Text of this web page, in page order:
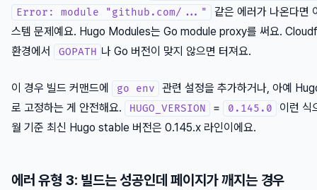
Error: module "github.com/..."
같은 에러가 나온다면
스템 문제예요. Hugo Modules는 Go module proxy를 써요.
환경에서
GOPATH 나 Go 버전이 맞지 않으면 터져요.
이 경우 빌드 커맨드에 go env
관련 설정을 추가하거나, 아예
로 고정하는 게 안전해요.
HUGO_VERSION = 0.145.0
이런
월 기준 최신 Hugo stable 버전은 0.145.x 라인이에요.
에러 유형 3: 빌드는 성공인데 페이지가 깨지는 경우